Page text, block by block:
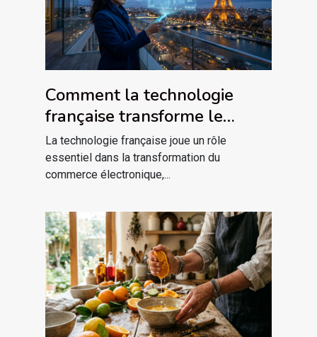
Comment la technologie
française transforme le
commerce électronique ?
La technologie française joue un rôle
essentiel dans la transformation du
commerce électronique,...